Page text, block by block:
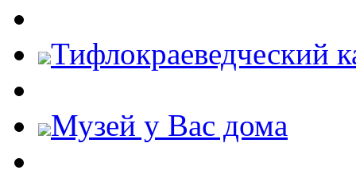
Тифлокраеведческий
Музей у Вас дома